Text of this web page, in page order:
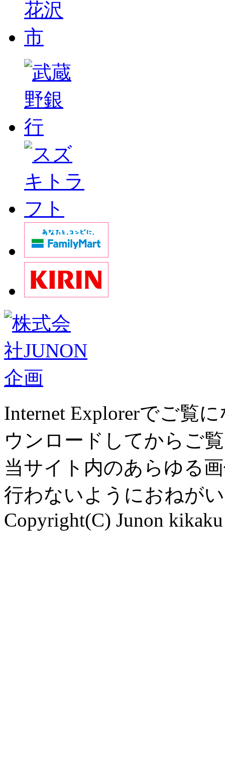
Internet Explorerでご覧
ウンロードしてからご
当サイト内のあらゆる
行わないようにおねが
Copyright(C) Junon